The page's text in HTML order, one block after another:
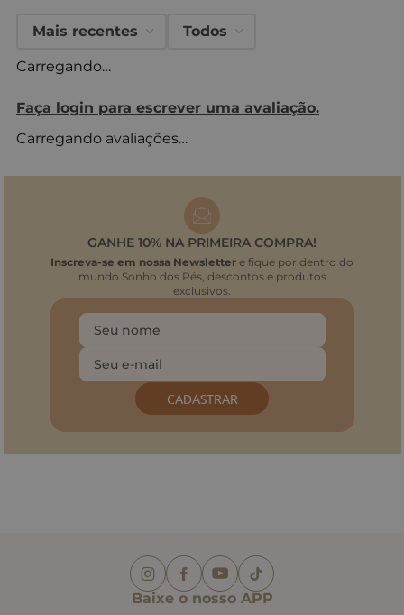
Carregando…
Faça login para escrever uma avaliação.
Mais recentes Todos
Carregando avaliações…
GANHE 10% NA PRIMEIRA COMPRA!
Inscreva-se em nossa Newsletter e fique por dentro do
mundo Sonho dos Pés, descontos e produtos
exclusivos.
CADASTRAR
Baixe o nosso APP